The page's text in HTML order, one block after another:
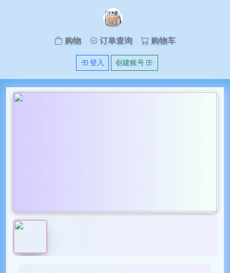
购物 订单查询 购物车
登入 创建账号